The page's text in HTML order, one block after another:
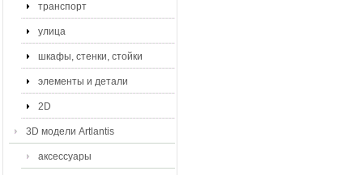
транспорт
улица
шкафы, стенки, стойки
элементы и детали
2D
3D модели Artlantis
аксессуары